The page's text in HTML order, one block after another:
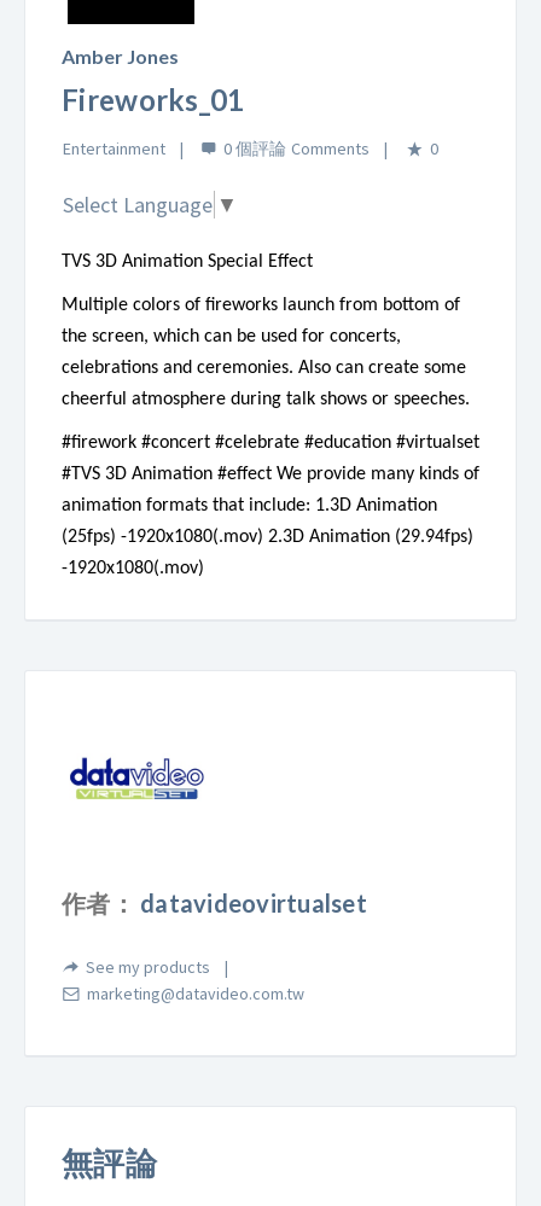
Video
Amber Jones
Fireworks_01
Entertainment 0 個評論 0
Select Language ▼
TVS 3D Animation Special Effect
Multiple colors of fireworks launch from bottom of
the screen, which can be used for concerts,
celebrations and ceremonies. Also can create some
cheerful atmosphere during talk shows or speeches.
#firework #concert #celebrate #education #virtualset
#TVS 3D Animation #effect We provide many kinds of
animation formats that include: 1.3D Animation
(25fps) -1920x1080(.mov) 2.3D Animation (29.94fps)
-1920x1080(.mov)
作者： datavideovirtualset
See my products
marketing@datavideo.com.tw
無評論